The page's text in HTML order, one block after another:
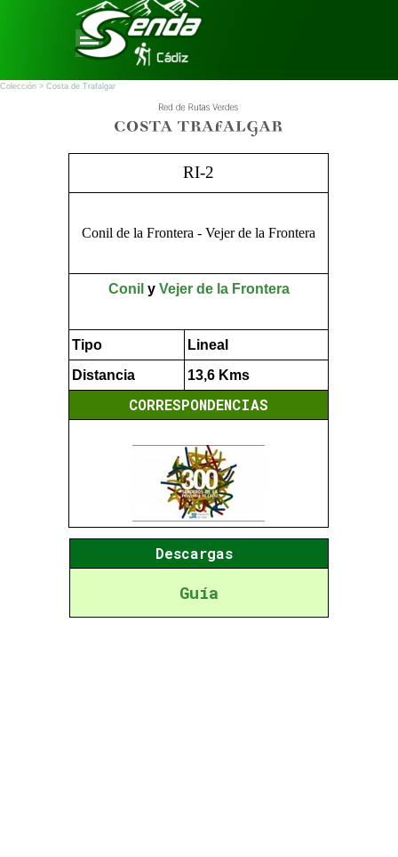
Vaya al Contenido
Saltar menú
Colección > Costa de Trafalgar
RI-2
Conil de la Frontera - Vejer de la Frontera
Conil y Vejer de la Frontera
Tipo
Lineal
Distancia
13,6 Kms
CORRESPONDENCIAS
Descargas
Guía